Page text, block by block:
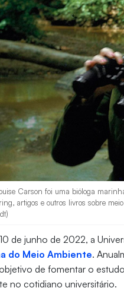
Carson foi uma bióloga
artigos e outros livros sobre
de junho de 2022, a
do Meio Ambiente.
de fomentar o
no cotidiano universitário.